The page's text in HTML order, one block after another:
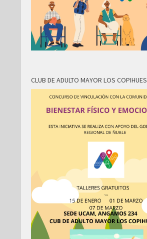
CLUB DE ADULTO MAYOR LOS COPIHUES